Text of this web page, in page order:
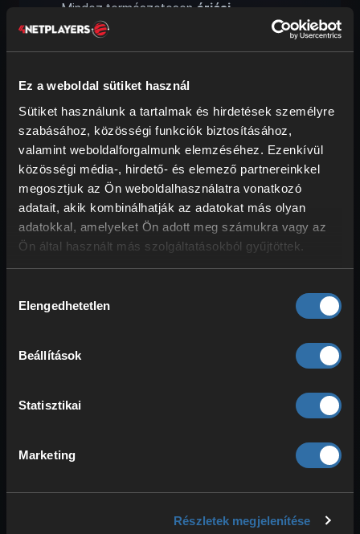
Ez a weboldal sütiket használ
Sütiket használunk a tartalmak és hirdetések személyre
szabásához, közösségi funkciók biztosításához,
valamint weboldalforgalmunk elemzéséhez. Ezenkívül
közösségi média-, hirdető- és elemező partnereinkkel
megosztjuk az Ön weboldalhasználatra vonatkozó
adatait, akik kombinálhatják az adatokat más olyan
adatokkal, amelyeket Ön adott meg számukra vagy az
Ön által használt más szolgáltatásokból gyűjtöttek.
kiválasztása
Elengedhetetlen
Beállítások
Statisztikai
Marketing
Részletek megjelenítése
Mindez természetesen óriási
szabadságot
ad. Mennyi lőpor? Milyen
és hány szín? És még plusz effektusok
Reddit-felhasználó szerint
milliárdnyi kombinációthozhatsz létre
úgy, hogy közben nem ismétlődsz.
Minecraft tűzijáték-rakéták:
felhasználási területek és
profi tippek
hajtóerő
Biztosan tudod, hogy a rakétákat az